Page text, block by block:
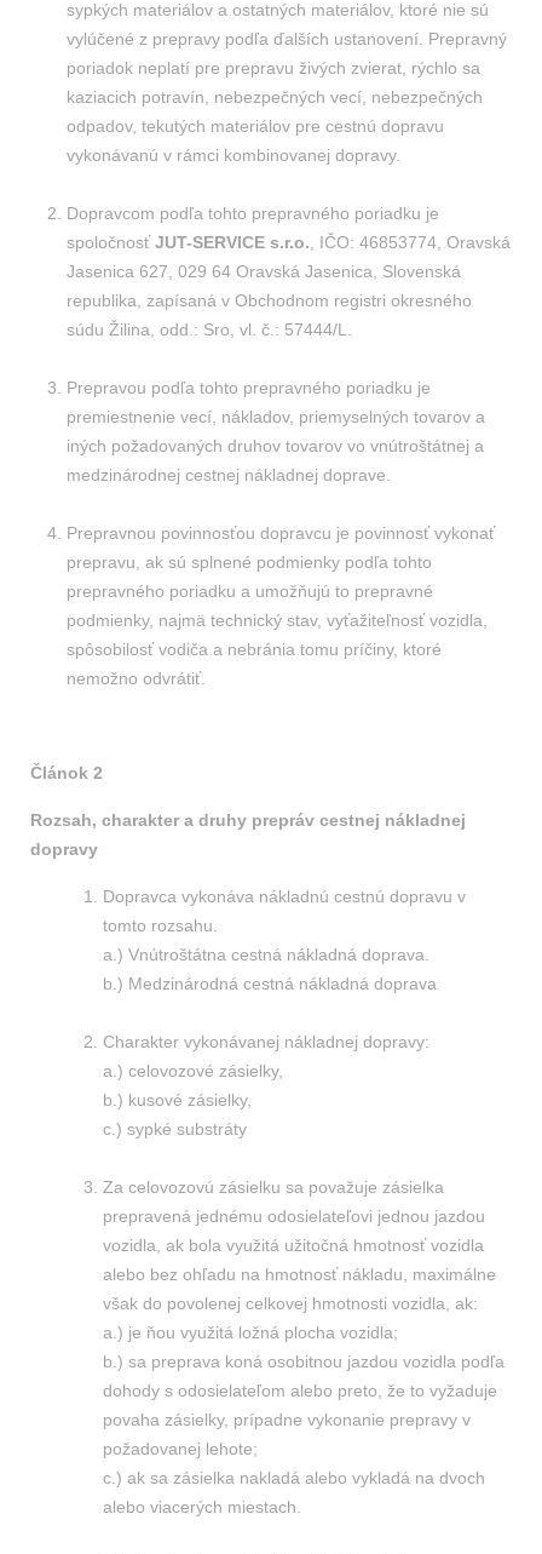
sypkých materiálov a ostatných materiálov, ktoré nie sú
vylúčené z prepravy podľa ďalších ustanovení. Prepravný
poriadok neplatí pre prepravu živých zvierat, rýchlo sa
kaziacich potravín, nebezpečných vecí, nebezpečných
odpadov, tekutých materiálov pre cestnú dopravu
vykonávanú v rámci kombinovanej dopravy.
Dopravcom podľa tohto prepravného poriadku je
spoločnosťJUT-SERVICE s.r.o. , IČO: 46853774, Oravská
Jasenica 627, 029 64 Oravská Jasenica, Slovenská
republika, zapísaná v Obchodnom registri okresného
súdu Žilina, odd.: Sro, vl. č.: 57444/L.
Prepravou podľa tohto prepravného poriadku je
premiestnenie vecí, nákladov, priemyselných tovarov a
iných požadovaných druhov tovarov vo vnútroštátnej a
medzinárodnej cestnej nákladnej doprave.
Prepravnou povinnosťou dopravcu je povinnosť vykonať
prepravu, ak sú splnené podmienky podľa tohto
prepravného poriadku a umožňujú to prepravné
podmienky, najmä technický stav, vyťažiteľnosť vozidla,
spôsobilosť vodiča a nebránia tomu príčiny, ktoré
nemožno odvrátiť.
Článok 2
Rozsah, charakter a druhy prepráv cestnej nákladnej
dopravy
Dopravca vykonáva nákladnú cestnú dopravu v
tomto rozsahu.
a.) Vnútroštátna cestná nákladná doprava.
b.) Medzinárodná cestná nákladná doprava
Charakter vykonávanej nákladnej dopravy:
a.) celovozové zásielky,
b.) kusové zásielky,
c.) sypké substráty
Za celovozovú zásielku sa považuje zásielka
prepravená jednému odosielateľovi jednou jazdou
vozidla, ak bola využitá užitočná hmotnosť vozidla
alebo bez ohľadu na hmotnosť nákladu, maximálne
však do povolenej celkovej hmotnosti vozidla, ak:
a.) je ňou využitá ložná plocha vozidla;
b.) sa preprava koná osobitnou jazdou vozidla podľa
dohody s odosielateľom alebo preto, že to vyžaduje
povaha zásielky, prípadne vykonanie prepravy v
požadovanej lehote;
c.) ak sa zásielka nakladá alebo vykladá na dvoch
alebo viacerých miestach.